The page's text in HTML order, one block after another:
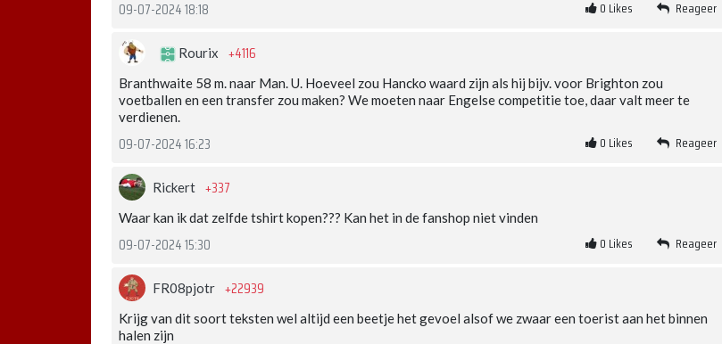
09-07-2024 18:18 0 Likes Reageer
Rourix +4116
Branthwaite 58 m. naar Man. U. Hoeveel zou Hancko waard zijn als hij bijv. voor Brighton zou
voetballen en een transfer zou maken? We moeten naar Engelse competitie toe, daar valt meer te
verdienen.
09-07-2024 16:23 0 Likes Reageer
Rickert +337
Waar kan ik dat zelfde tshirt kopen??? Kan het in de fanshop niet vinden
09-07-2024 15:30 0 Likes Reageer
FR08pjotr +22939
Krijg van dit soort teksten wel altijd een beetje het gevoel alsof we zwaar een toerist aan het binnen
halen zijn